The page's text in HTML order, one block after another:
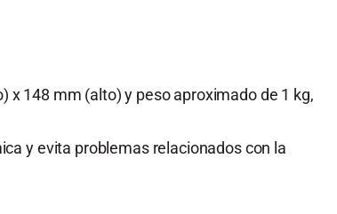
x 148 mm (alto) y peso aproximado de 1 kg,
y evita problemas relacionados con la